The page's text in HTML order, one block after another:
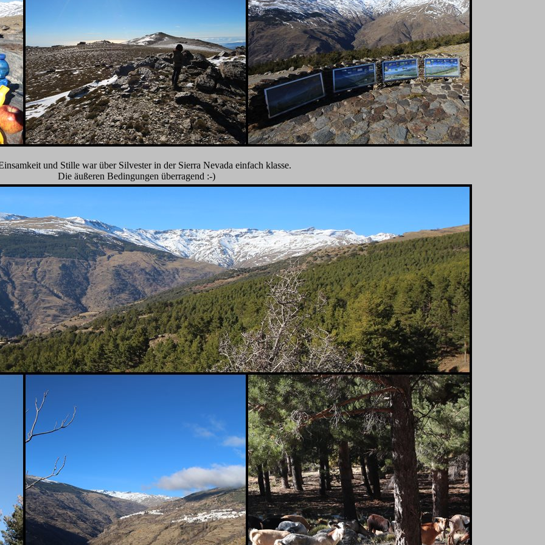
und Stille war über Silvester in der Sierra Nevada einfach klasse.
Die äußeren Bedingungen überragend :-)